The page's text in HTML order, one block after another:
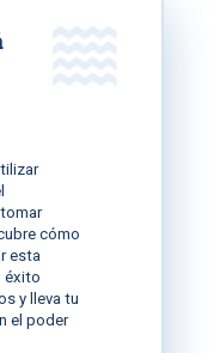
cómo
esta
éxito
y lleva tu
el poder